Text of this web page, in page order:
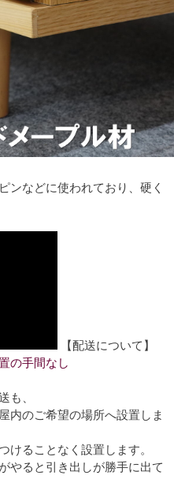
ンなどに使われており、硬く
【配送について】
の手間なし
も、
内のご希望の場所へ設置しま
けることなく設置します。
やると引き出しが勝手に出て